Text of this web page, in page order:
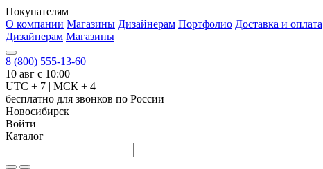
Покупателям
О компании Магазины Дизайнерам Портфолио Доставка и оплата
Дизайнерам Магазины
8 (800) 555-13-60
10 авг с 10:00
UTC + 7 | МСК + 4
бесплатно для звонков по России
Новосибирск
Войти
Каталог